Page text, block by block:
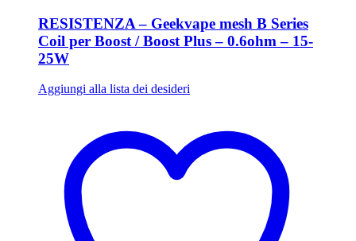
RESISTENZA – Geekvape mesh B Series
Coil per Boost / Boost Plus – 0.6ohm – 15-
25W
Aggiungi alla lista dei desideri